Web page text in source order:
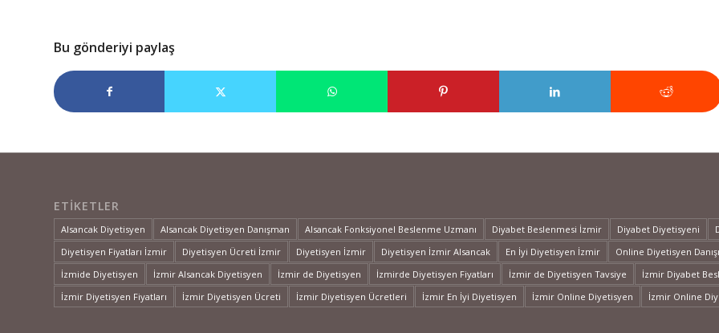
Bu gönderiyi paylaş
ETIKETLER
Alsancak Diyetisyen Alsancak Diyetisyen Danışman Alsancak Fonksiyonel Beslenme Uzmanı Diyabet Beslenmesi İzmir Diyabet Diyetisyeni
Diyetisyen Fiyatları İzmir
Diyetisyen Ücreti İzmir Diyetisyen İzmir Diyetisyen İzmir Alsancak En İyi Diyetisyen İzmir
Online Diyetisyen
İzmide Diyetisyen
İzmir Alsancak Diyetisyen İzmir de Diyetisyen İzmirde Diyetisyen Fiyatları İzmir de Diyetisyen Tavsiye
İzmir Diyabet
İzmir Diyetisyen Fiyatları
İzmir Diyetisyen Ücreti İzmir Diyetisyen Ücretleri İzmir En İyi Diyetisyen İzmir Online Diyetisyen İzmir Online